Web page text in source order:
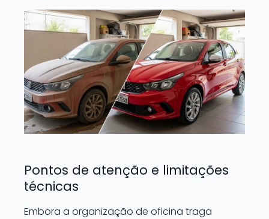
Pontos de atenção e limitações
técnicas
Embora a organização de oficina traga